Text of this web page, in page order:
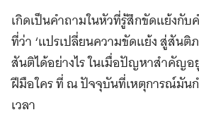
เกิดเป็นคําถามในหัวที่รู้สึกขัดแย้งกับ
ที่ว่า ‘แปรเปลี่ยนความขัดแย้ง สู่สันติภ
สันติได้อย่างไร ในเมื่อปัญหาสำคัญ
ฝีมือใคร ที่ ณ ปัจจุบันที่เหตุการณ์มัน
เวลา